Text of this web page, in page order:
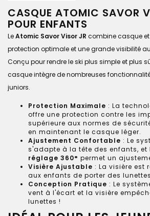
CASQUE ATOMIC SAVOR
POUR ENFANTS
LeAtomic Savor Visor JR combine casque
protection optimale et une grande visibilité
Conçu pour rendre le ski plus simple et plus
casque intègre de nombreuses
juniors.
Protection Maximale : La
offre une protection contre les
supérieure aux normes de
en maintenant le casque léger.
Ajustement Confortable : Le
s'adapte à la tête des enfants, et
réglage 360° permet un
Visière Ajustable : La visière est
aux enfants de porter des
Conception Pratique : Le
vent à l'écart et la visière
lunettes !